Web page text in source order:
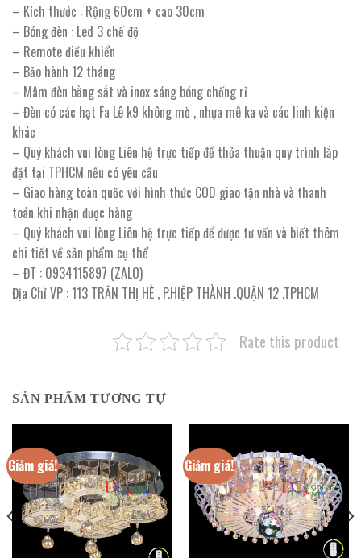
– Kích thước : Rộng 60cm + cao 30cm
– Bóng đèn : Led 3 chế độ
– Remote điều khiển
– Bảo hành 12 tháng
– Mâm đèn bằng sắt và inox sáng bóng chống rỉ
– Đèn có các hạt Fa Lê k9 không mờ , nhựa mê ka và các linh kiện
khác
– Quý khách vui lòng Liên hệ trực tiếp để thỏa thuận quy trình lắp
đặt tại TPHCM nếu có yêu cầu
– Giao hàng toàn quốc với hình thức COD giao tận nhà và thanh
toán khi nhận được hàng
– Quý khách vui lòng Liên hệ trực tiếp để được tư vấn và biết thêm
chi tiết về sản phẩm cụ thể
– ĐT : 0934115897 (ZALO)
Địa Chỉ VP : 113 TRẦN THỊ HÈ , P.HIỆP THÀNH .QUẬN 12 .TPHCM
Rate this product
SẢN PHẨM TƯƠNG TỰ
Giảm giá! Giảm giá!